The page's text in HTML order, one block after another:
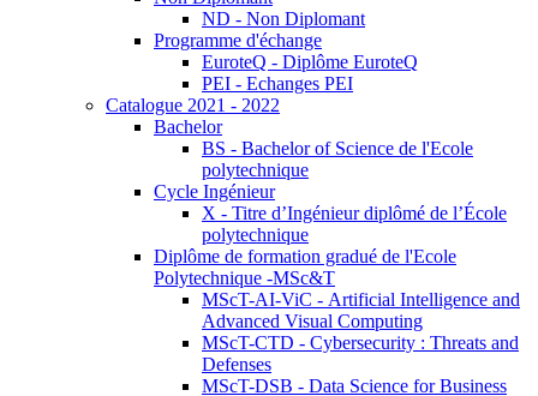
ND - Non Diplomant
Programme d'échange
EuroteQ - Diplôme EuroteQ
PEI - Echanges PEI
Catalogue 2021 - 2022
Bachelor
BS - Bachelor of Science de l'Ecole
polytechnique
Cycle Ingénieur
X - Titre d’Ingénieur diplômé de l’École
polytechnique
Diplôme de formation gradué de l'Ecole
Polytechnique -MSc&T
MScT-AI-ViC - Artificial Intelligence and
Advanced Visual Computing
MScT-CTD - Cybersecurity : Threats and
Defenses
MScT-DSB - Data Science for Business